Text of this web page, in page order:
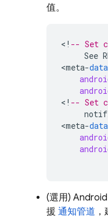
值。
< ! -- Set
See
<meta-data
< ! -- Set
<meta-data
(選用)
援 通知管道